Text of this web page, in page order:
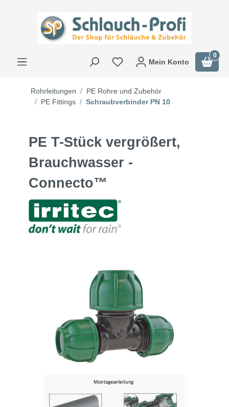
Mein Konto
0
Rohrleitungen
PE Rohre und Zubehör
PE Fittings
Schraubverbinder PN 10
PE T-Stück vergrößert,
Brauchwasser -
Connecto™